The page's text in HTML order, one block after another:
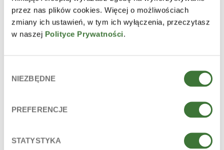
przez nas plików cookies. Więcej o możliwościach
zmiany ich ustawień, w tym ich wyłączenia, przeczytasz
w naszej Polityce Prywatności.
zgody
NIEZBĘDNE
PREFERENCJE
STATYSTYKA
crema tensora activa
LÍNEA marine algae
TIPO DE PRODUCTO
cremas faciales